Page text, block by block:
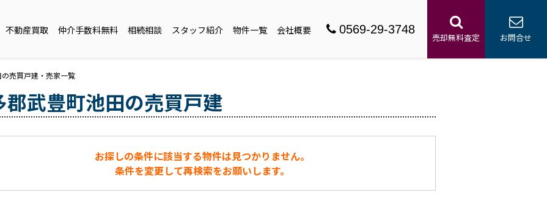
不動産買取 仲介手数料無料 相続相談 スタッフ紹介 物件一覧 会社概要 0569-29-3748
売却無料査定 お問合せ
売買戸建・売家一覧
郡武豊町池田の売買戸建
お探しの条件に該当する物件は見つかりません。
条件を変更して再検索をお願いします。